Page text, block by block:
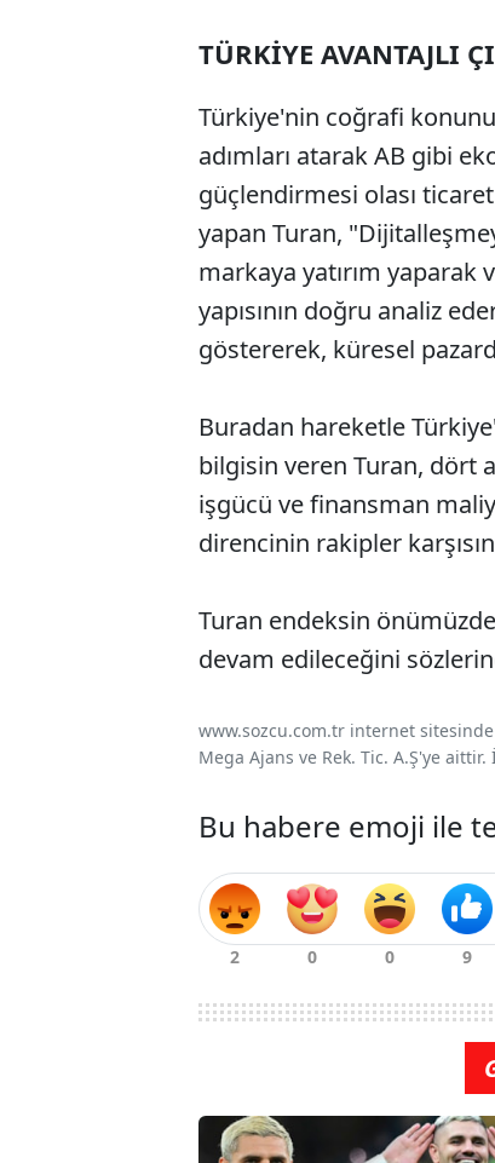
TÜRKİYE AVANTAJLI
Türkiye'nin coğrafi
adımları atarak AB gibi
güçlendirmesi olası
yapan Turan,
markaya yatırım yaparak
yapısının doğru analiz
göstererek, küresel
Buradan hareketle
bilgisin veren Turan, dört
işgücü ve finansman
direncinin rakipler
Turan endeksin
devam edileceğini
www.sozcu.com.tr internet
Mega Ajans ve Rek. Tic. A.Ş'ye
Bu habere emoji ile